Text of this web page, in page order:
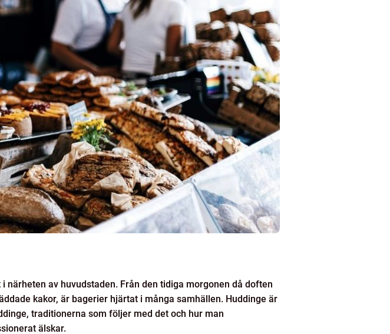
närheten av huvudstaden. Från den tidiga morgonen då doften
kakor, är bagerier hjärtat i många samhällen. Huddinge är
traditionerna som följer med det och hur man
älskar.